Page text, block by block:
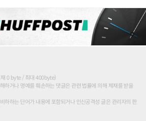
0 byte / 최대 400byte)
하거나 명예를 훼손하는 댓글은 관련 법률에 의해 제재를 받을
하하는 단어가 내용에 포함되거나 인신공격성 글은 관리자의 판